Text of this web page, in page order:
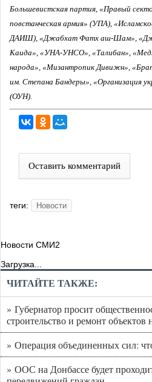
Большевистская партия, «Правый
повстанческая армия» (УПА),
ДАИШ), «Джабхат Фатх аш-Шам»,
Каида», «УНА-УНСО», «Талибан»,
народа», «Мизантропик Дивижн»,
им. Степана Бандеры», «Организация
(ОУН).
Оставить комментарий
теги: Новости
Новости СМИ2
Загрузка...
ЧИТАЙТЕ ТАКЖЕ:
» Губернатор просит
строительство и ремонт
» Операция объединенных сил:
» ООС на Донбассе будет